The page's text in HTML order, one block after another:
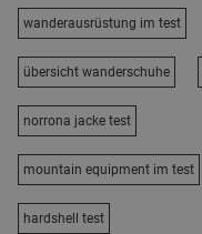
wanderausrüstung im test
übersicht wanderschuhe
norrona jacke test
mountain equipment im test
hardshell test